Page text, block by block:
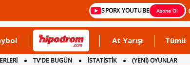
SPORX YOUTUBE Abone Ol
At Yarışı Tümü
TV'DE BUGÜN İSTATİSTİK
(YENİ) OYUNLAR